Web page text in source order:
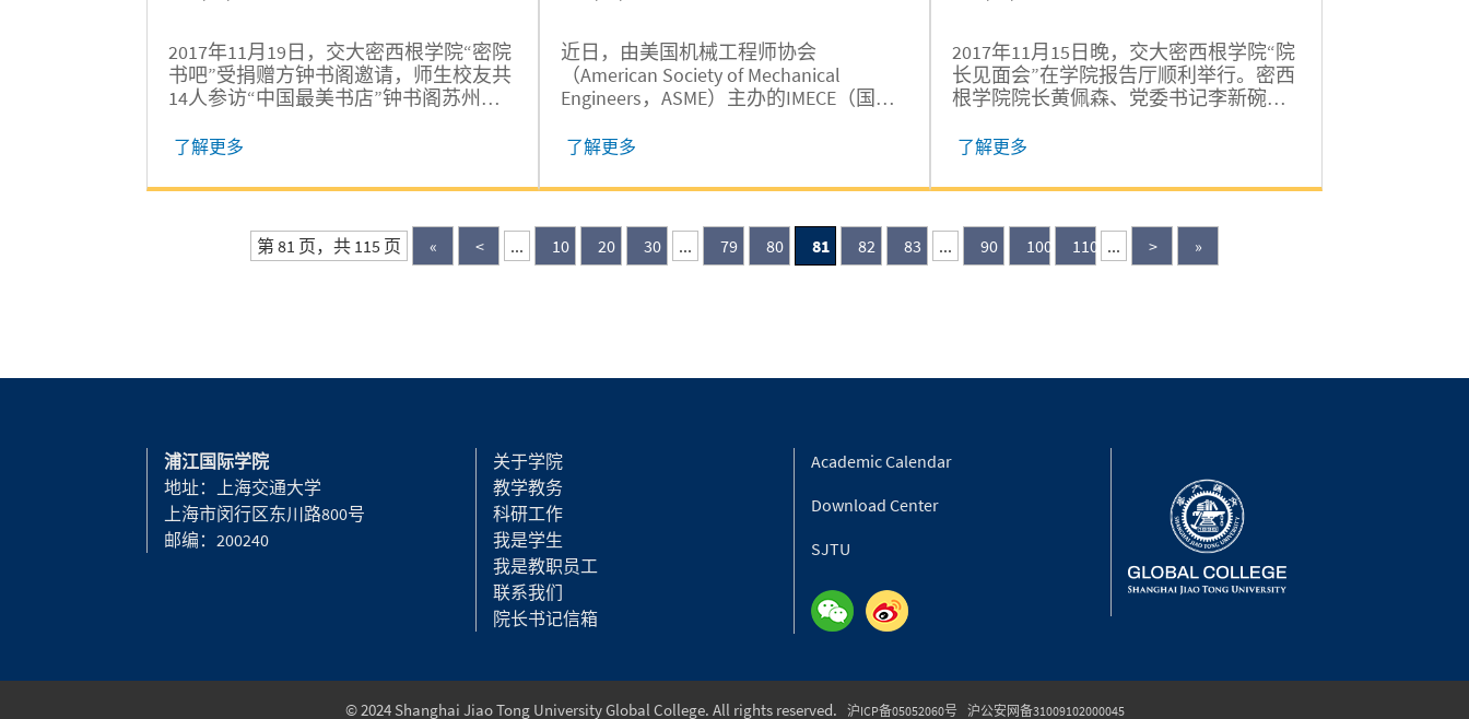
2017年11月19日，交大密西根学院“密院
书吧”受捐赠方钟书阁邀请，师生校友共
14人参访“中国最美书店”钟书阁苏州分
了解更多
近日，由美国机械工程师协会
（American Society of Mechanical
Engineers，ASME）主办的IMECE（国际
召开，交大密西根学院助理教授申岩峰
Scattering of Ultrasonic Guided Waves
Interaction Simulation Approach》（基
于局部作用模拟法的疲劳裂纹超声导波
了解更多
2017年11月15日晚，交大密西根学院“院
长见面会”在学院报告厅顺利举行。密西
根学院院长黄佩森、党委书记李新碗、
院长郑刚、党委副书记杨艳春等出席，
设施等话题展开面对面交流。见面会由
了解更多
第 81 页，共 115 页 « < ... 10 20 30 ... 79 80 81 82 83 ... 90 100 110 ... > »
浦江国际学院
地址：上海交通大学
上海市闵行区东川路800号
邮编：200240
关于学院
教学教务
科研工作
我是学生
我是教职员工
联系我们
院长书记信箱
Academic Calendar
Download Center
SJTU
© 2024 Shanghai Jiao Tong University Global College. All rights reserved. 沪ICP备05052060号 沪公安网备31009102000045